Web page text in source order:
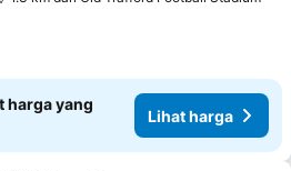
harga yang
Lihat harga